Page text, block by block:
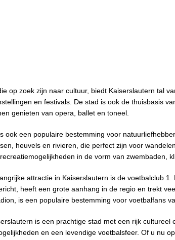
op zoek zijn naar cultuur, biedt Kaiserslautern tal
en festivals. De stad is ook de thuisbasis
genieten van opera, ballet en toneel.
ook een populaire bestemming voor
heuvels en rivieren, die perfect zijn voor
in de vorm van zwembaden,
attractie in Kaiserslautern is de voetbalclub
heeft een grote aanhang in de regio en trekt
is een populaire bestemming voor voetbalfans
is een prachtige stad met een rijk cultureel
en een levendige voetbalsfeer. Of u nu